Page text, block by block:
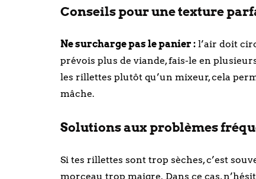
Conseils pour une texture
Ne surcharge pas le panier : l’air doit
prévois plus de viande, fais-le en
les rillettes plutôt qu’un mixeur, cela
mâche.
Solutions aux problèmes
Si tes rillettes sont trop sèches, c’est
morceau trop maigre. Dans ce cas,